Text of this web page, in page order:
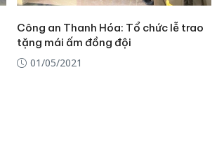
Công an Thanh Hóa: Tổ chức lễ trao
tặng mái ấm đồng đội
01/05/2021